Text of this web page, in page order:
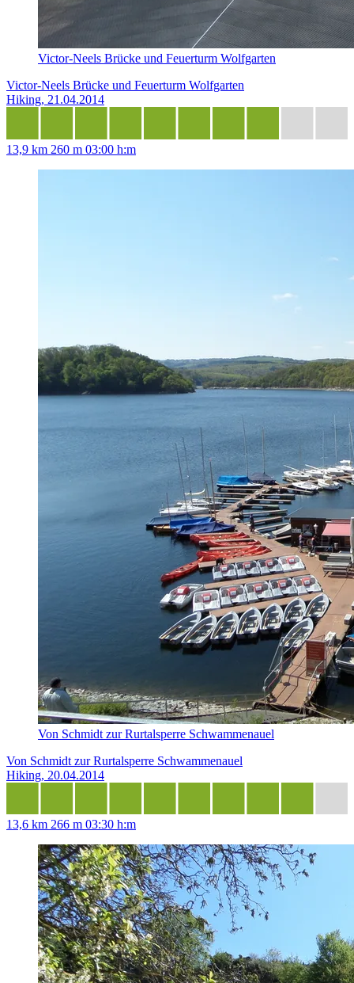
Victor-Neels Brücke und Feuerturm Wolfgarten
Victor-Neels Brücke und Feuerturm Wolfgarten
Hiking, 21.04.2014
13,9 km 260 m 03:00 h:m
Von Schmidt zur Rurtalsperre Schwammenauel
Von Schmidt zur Rurtalsperre Schwammenauel
Hiking, 20.04.2014
13,6 km 266 m 03:30 h:m